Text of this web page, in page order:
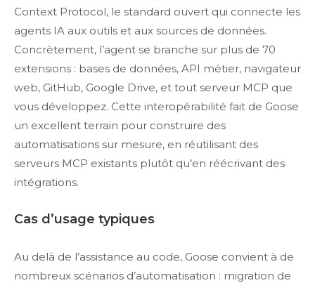
Context Protocol, le standard ouvert qui connecte les
agents IA aux outils et aux sources de données.
Concrètement, l’agent se branche sur plus de 70
extensions : bases de données, API métier, navigateur
web, GitHub, Google Drive, et tout serveur MCP que
vous développez. Cette interopérabilité fait de Goose
un excellent terrain pour construire des
automatisations sur mesure, en réutilisant des
serveurs MCP existants plutôt qu’en réécrivant des
intégrations.
Cas d’usage typiques
Au delà de l’assistance au code, Goose convient à de
nombreux scénarios d’automatisation : migration de